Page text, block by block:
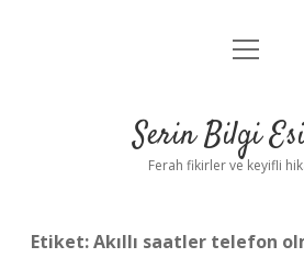
Anasayfa
Yasal Uyarı
menüyü
Serin Bilgi
Ferah fikirler ve keyifli
Etiket:Akıllı saatler telefon